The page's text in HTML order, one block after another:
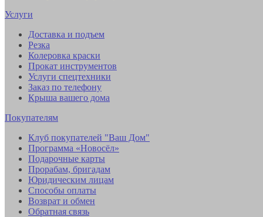
Услуги
Доставка и подъем
Резка
Колеровка краски
Прокат инструментов
Услуги спецтехники
Заказ по телефону
Крыша вашего дома
Покупателям
Клуб покупателей "Ваш Дом"
Программа «Новосёл»
Подарочные карты
Прорабам, бригадам
Юридическим лицам
Способы оплаты
Возврат и обмен
Обратная связь